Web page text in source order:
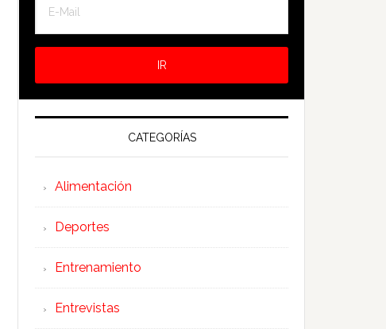
CATEGORÍAS
Alimentación
Deportes
Entrenamiento
Entrevistas